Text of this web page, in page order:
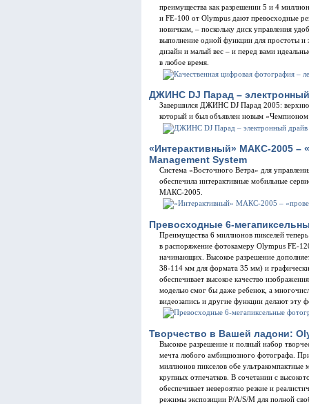
преимущества как разрешении 5 и 4
и FE-100 от Olympus дают превосходные
новичкам, – поскольку диск управления
выполнение одной функции для простоты
дизайн и малый вес – и перед вами
в любое время.
ДЖИНС DJ Парад –
Завершился ДЖИНС DJ Парад 2005:
который и был объявлен новым
«Интерактивный» МАКС-2005 –
Management System
Система «Восточного Ветра» для
обеспечила интерактивные мобильные
МАКС-2005.
Превосходные 6-
Преимущества 6 миллионов пикселей
в распоряжение фотокамеру Olympus FE-
начинающих. Высокое разрешение
38-114 мм для формата 35 мм) и
обеспечивает высокое качество
моделью смог бы даже ребенок, а
видеозапись и другие функции делают эту
Творчество в Вашей ладони:
Высокое разрешение и полный набор
мечта любого амбициозного фотографа.
миллионов пикселов обе
крупных отпечатков. В сочетании с
обеспечивает невероятно резкие и
режимы экспозиции P/A/S/M для полной